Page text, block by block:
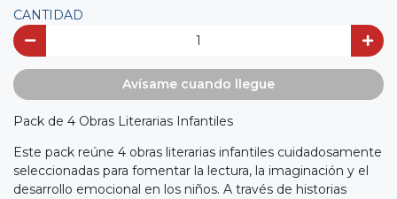
CANTIDAD
Avísame cuando llegue
Pack de 4 Obras Literarias Infantiles
Este pack reúne 4 obras literarias infantiles cuidadosamente
seleccionadas para fomentar la lectura, la imaginación y el
desarrollo emocional en los niños. A través de historias